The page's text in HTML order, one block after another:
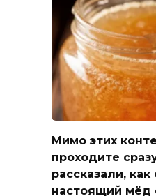
Мимо этих
проходите
рассказали, как
настоящий мёд